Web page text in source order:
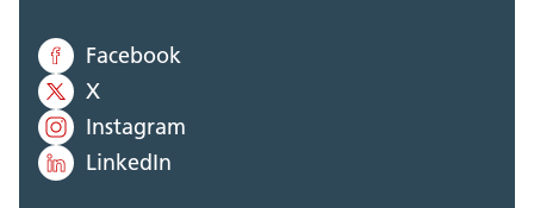
Facebook
X
Instagram
LinkedIn